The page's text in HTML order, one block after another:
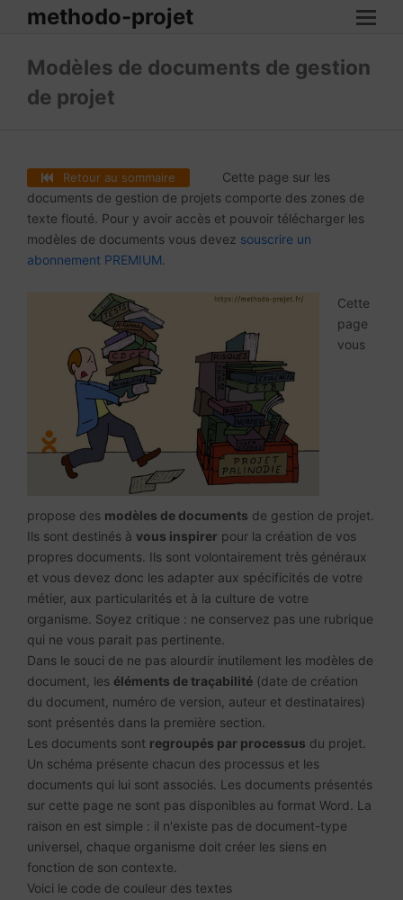
methodo-projet
Modèles de documents de gestion
de projet
Retour au sommaire
Cette page sur les
documents de gestion de projets comporte des zones de
texte flouté. Pour y avoir accès et pouvoir télécharger les
modèles de documents vous devez souscrire un
abonnement PREMIUM
Cette
page
vous
propose des modèles de documents de gestion de projet.
Ils sont destinés à vous inspirer pour la création de vos
propres documents. Ils sont volontairement très généraux
et vous devez donc les adapter aux spécificités de votre
métier, aux particularités et à la culture de votre
organisme. Soyez critique : ne conservez pas une rubrique
qui ne vous parait pas pertinente.
Dans le souci de ne pas alourdir inutilement les modèles de
document, les éléments de traçabilité (date de création
du document, numéro de version, auteur et destinataires)
sont présentés dans la première section.
Les documents sont regroupés par processus du projet.
Un schéma présente chacun des processus et les
documents qui lui sont associés. Les documents présentés
sur cette page ne sont pas disponibles au format Word. La
raison en est simple : il n'existe pas de document-type
universel, chaque organisme doit créer les siens en
fonction de son contexte.
Voici le code de couleur des textes